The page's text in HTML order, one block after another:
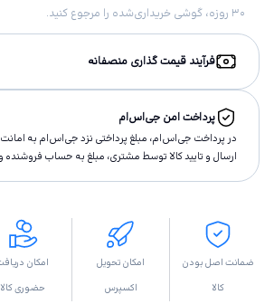
۳۰ روزه، گوشی خریداری‌شده را مرجوع کنید.
فرآیند قیمت گذاری منصفانه
پرداخت امن جی‌اس‌ام
در پرداخت جی‌اس‌ام، مبلغ پرداختى نزد جی‌اس‌ام به
ارسال و تاييد كالا توسط مشتری، مبلغ به حساب فروشنده
ضمانت اصل بودن
کالا
امکان تحویل
اکسپرس
امکان
حضوری کالا